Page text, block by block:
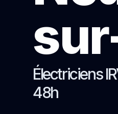
Électriciens
48h